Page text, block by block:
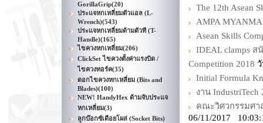
GorillaGrip(20)
ประแจหกเหลี่ยมตัวแอล (L-
Wrench)(543)
ประแจหกเหลี่ยมด้ามตัวที (T-
Handle)(165)
ไขควงหกเหลี่ยม(206)
ClickSet ไขควงตั้งค่าแรงบิด /
ไขควงทอร์ค(35)
ดอกไขควงหกเหลี่ยม (Bits and
Blades)(100)
NEW! HandyHex ด้ามจับประแจ
หกเหลี่ยม(3)
ลูกบ๊อกซ์เดือยโผล่ (Socket Bits)
The 12th Asean
AMPA
Asean Skills
IDEAL clamps
Competition 2018
Initial Formula
งาน IndustriTech
คณะวิศวกรรมศา
06/11/2017